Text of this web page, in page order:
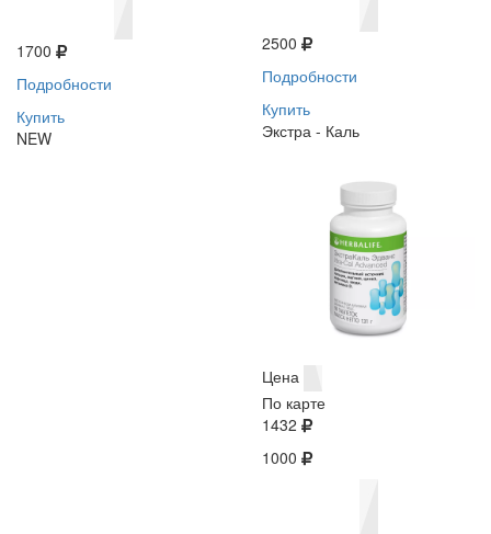
1700
Подробности
Купить
NEW
2500
Подробности
Купить
Экстра - Каль
Цена
По карте
1432
1000